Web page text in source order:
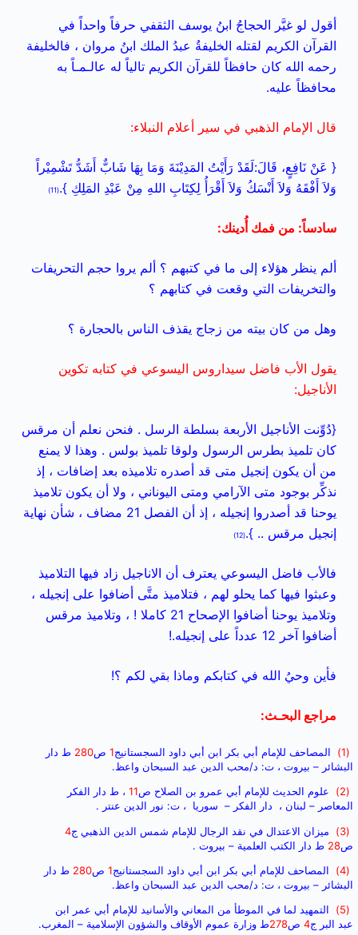
أقول لو غيَّر الحجاجُ ابنُ يوسف الثقفي حرفاً واحداً في
القرآن الكريم لقتله الخليفةُ عبدُ الملك ابنُ مروان ، فالخليفة
رحمه الله كان حافظاً للقرآن الكريم تالياً له عالـمـاً به
محافظاً عليه.
قال الإمام الذهبي في سير أعلام النبلاء:
{ عَنْ نَافِعٍ، قَالَ:لَقَدْ رَأَيْتُ المَدِيْنَةَ وَمَا بِهَا شَابٌّ أَشَدُّ تَشْمِيْراً
وَلاَ أَفْقَهُ وَلاَ أَنْسَكُ وَلاَ أَقْرَأُ لِكِتَابِ اللهِ مِنْ عَبْدِ المَلِكِ }.(11)
سادساً: من فمك أُدينك:
ألم ينظر هؤلاء إلى ما في كتبهم ؟ ألم يروا حجم التحريفات
والتخريفات التي وقعت في كتابهم ؟
وهل من كان بيته من زجاج يقذف الناس بالحجارة ؟
يقول الأب فاضل سيداروس اليسوعي في كتابه تكوين
الأناجيل:
{دُوِّنت الأناجيل الأربعة بسلطة الرسل . فنحن نعلم أن مرقس
كان تلميذ بطرس الرسول ولوقا تلميذ بولس . وهذا لا يمنع
من أن يكون إنجيل متى قد أصدره تلاميذه بعد إضافات ، إذ
نذكِّر بوجود متى الآرامي ومتى اليوناني ، ولا أن يكون تلاميذ
يوحنا قد أصدروا إنجيله ، إذ أن الفصل 21 مضاف ، شأن نهاية
إنجيل مرقس .. }.(12)
فالأب فاضل اليسوعي يعترف أن الاناجيل زاد فيها التلاميذ
وعبثوا فيها كما يحلو لهم ، فتلاميذ متَّى أضافوا على إنجيله ،
وتلاميذ يوحنا أضافوا الإصحاح 21 كاملا ! ، وتلاميذ مرقس
أضافوا آخر 12 عدداً على إنجيله.!
فأين وحيُ الله في كتابكم وماذا بقي لكم ؟!
مراجع البحـث:
(1) المصاحف للإمام أبي بكر ابن أبي داود السجستانيج1ص280 ط دار
البشائر – بيروت ، ت: د/محب الدين عبد السبحان واعظ.
(2)
علوم الحديث للإمام أبي عمرو بن الصلاح ص11، ط دار الفكر
المعاصر – لبنان ، دار الفكر – سوريا ، ت: نور الدين عنتر .
(3)
ميزان الاعتدال في نقد الرجال للإمام شمس الدين الذهبي ج4
ص28 ط دار الكتب العلمية – بيروت .
(4)
المصاحف للإمام أبي بكر ابن أبي داود السجستانيج1ص280 ط دار
البشائر – بيروت ، ت: د/محب الدين عبد السبحان واعظ.
(5)
التمهيد لما في الموطأ من المعاني والأسانيد للإمام أبي عمر ابن
عبد البر ج4ص278ط وزارة عموم الأوقاف والشؤون الإسلامية – المغرب.